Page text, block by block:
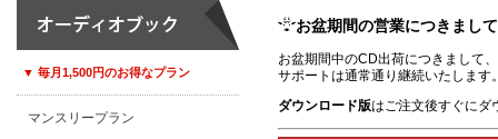
▼ 毎月1,500円のお得なプラン
マンスリープラン
お盆期間の営業につきまして
お盆期間中のCD出荷につきまして
サポートは通常通り継続いたします
ダウンロード版はご注文後すぐにダ